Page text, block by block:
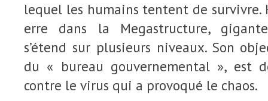
lequel les humains tentent de survivre.
erre dans la Megastructure,
s’étend sur plusieurs niveaux. Son
du « bureau gouvernemental », est
contre le virus qui a provoqué le chaos.